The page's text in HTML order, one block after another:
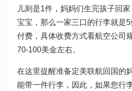
儿则是1件，妈妈们生完孩子回
宝宝，那么一家三口的行李就是
付费，具体收费方式看航空公司
70-100美金左右。
在这里提醒准备定美联航回国的
能带一件行李，因此，如果您行